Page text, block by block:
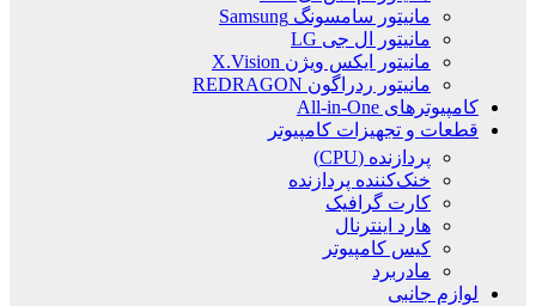
مانیتور سامسونگ Samsung
مانیتور ال جی LG
مانیتور ایکس ویژن X.Vision
مانیتور ردراگون REDRAGON
کامپیوترهای All-in-One
قطعات و تجهیزات کامپیوتر
پردازنده (CPU)
خنک‌کننده پردازنده
کارت گرافیک
هارد اینترنال
کیس کامپیوتر
مادربرد
لوازم جانبی